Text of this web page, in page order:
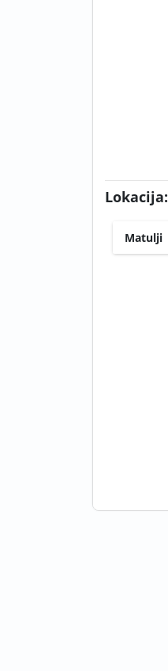
Lokacija:
Matulji